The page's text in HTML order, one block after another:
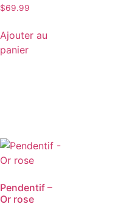
$69.99
Ajouter au
panier
Pendentif –
Or rose